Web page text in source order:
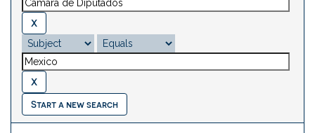
Start a new search